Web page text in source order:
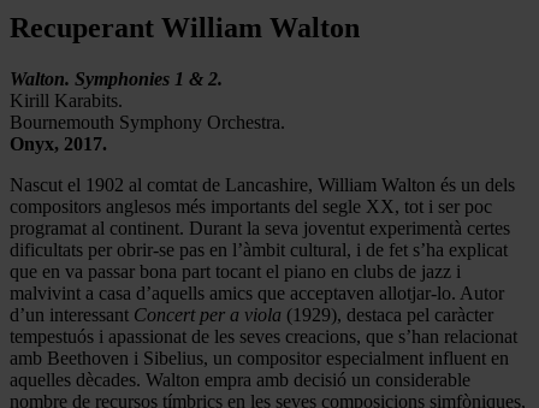
Recuperant William Walton
Walton. Symphonies 1 & 2.
Kirill Karabits.
Bournemouth Symphony Orchestra.
Onyx, 2017.
Nascut el 1902 al comtat de Lancashire, William Walton és un dels
compositors anglesos més importants del segle XX, tot i ser poc
programat al continent. Durant la seva joventut experimentà certes
dificultats per obrir-se pas en l’àmbit cultural, i de fet s’ha explicat
que en va passar bona part tocant el piano en clubs de jazz i
malvivint a casa d’aquells amics que acceptaven allotjar-lo. Autor
d’un interessant Concert per a viola (1929), destaca pel caràcter
tempestuós i apassionat de les seves creacions, que s’han relacionat
amb Beethoven i Sibelius, un compositor especialment influent en
aquelles dècades. Walton empra amb decisió un considerable
nombre de recursos tímbrics en les seves composicions simfòniques,